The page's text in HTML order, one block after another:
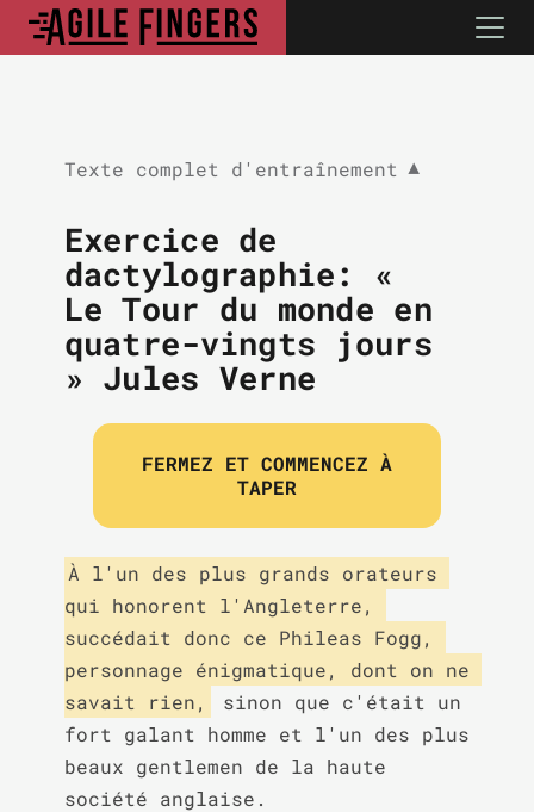
Texte complet d'entraînement ▼
Exercice de
dactylographie: «
Le Tour du monde en
quatre-vingts jours
» Jules Verne
FERMEZ ET COMMENCEZ À
TAPER
À l'un des plus grands orateurs
qui honorent l'Angleterre,
succédait donc ce Phileas Fogg,
personnage énigmatique, dont on ne
savait rien,
sinon que c'était un
fort galant homme et l'un des plus
beaux gentlemen de la haute
société anglaise.